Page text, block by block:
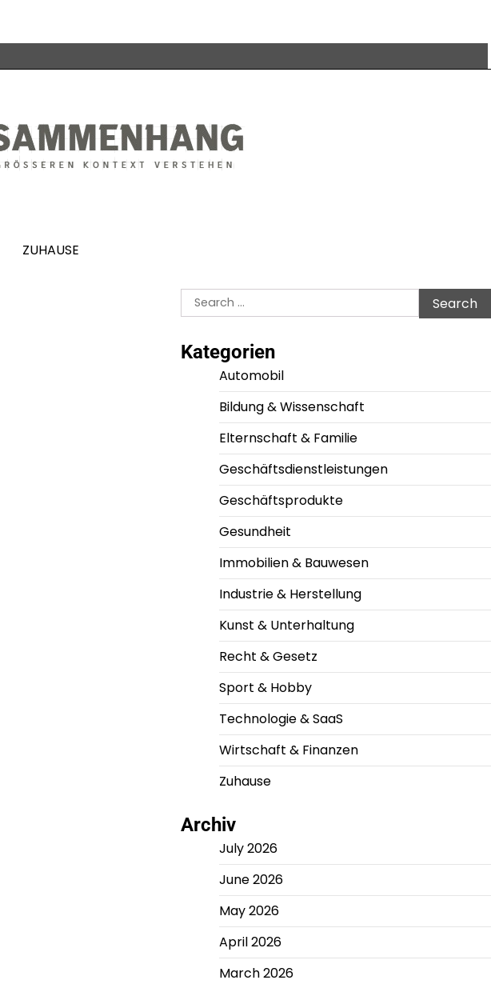
ZUHAUSE
Search
for:
Kategorien
Automobil
Bildung & Wissenschaft
Elternschaft & Familie
Geschäftsdienstleistungen
Geschäftsprodukte
Gesundheit
Immobilien & Bauwesen
Industrie & Herstellung
Kunst & Unterhaltung
Recht & Gesetz
Sport & Hobby
Technologie & SaaS
Wirtschaft & Finanzen
Zuhause
Archiv
July 2026
June 2026
May 2026
April 2026
March 2026